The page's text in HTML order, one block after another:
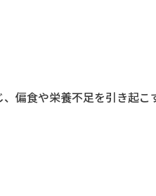
偏食や栄養不足を引き起こ